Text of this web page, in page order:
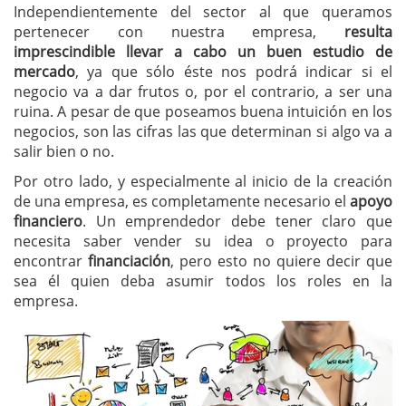
Independientemente del sector al que queramos
pertenecer con nuestra empresa, resulta
imprescindible llevar a cabo un buen estudio de
mercado, ya que sólo éste nos podrá indicar si el
negocio va a dar frutos o, por el contrario, a ser una
ruina. A pesar de que poseamos buena intuición en los
negocios, son las cifras las que determinan si algo va a
salir bien o no.
Por otro lado, y especialmente al inicio de la creación
de una empresa, es completamente necesario el apoyo
financiero. Un emprendedor debe tener claro que
necesita saber vender su idea o proyecto para
encontrar financiación, pero esto no quiere decir que
sea él quien deba asumir todos los roles en la
empresa.